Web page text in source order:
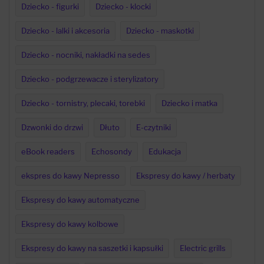
Dziecko - figurki Dziecko - klocki
Dziecko - lalki i akcesoria Dziecko - maskotki
Dziecko - nocniki, nakładki na sedes
Dziecko - podgrzewacze i sterylizatory
Dziecko - tornistry, plecaki, torebki Dziecko i matka
Dzwonki do drzwi Dłuto E-czytniki
eBook readers Echosondy Edukacja
ekspres do kawy Nepresso Ekspresy do kawy / herbaty
Ekspresy do kawy automatyczne
Ekspresy do kawy kolbowe
Ekspresy do kawy na saszetki i kapsułki Electric grills